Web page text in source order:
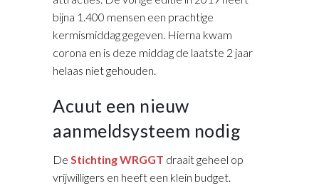
bijna 1.400 mensen een prachtige
kermismiddag gegeven. Hierna kwam
corona en is deze middag de laatste 2 jaar
helaas niet gehouden.
Acuut een nieuw
aanmeldsysteem nodig
De Stichting WRGGT draait geheel op
vrijwilligers en heeft een klein budget.